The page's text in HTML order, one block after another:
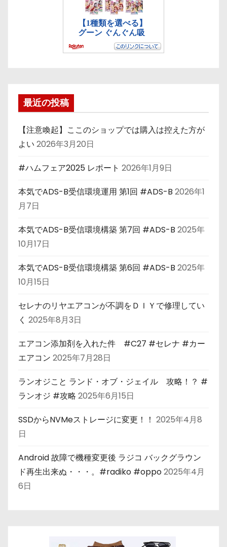
最近の投稿
【注意喚起】ここのショップでは購入は控えた方が
よい 2026年3月20日
#ハムフェア2025 レポート 2026年1月9日
本気でADS-B受信環境運用 第1回 #ADS-B 2026年1
月7日
本気でADS-B受信環境構築 第7回 #ADS-B 2025年
10月17日
本気でADS-B受信環境構築 第6回 #ADS-B 2025年
10月15日
セレナのリヤエアコンが不調をＤＩＹで修理してい
く 2025年8月3日
エアコン添加剤を入れた件 #C27 #セレナ #カー
エアコン 2025年7月28日
ランオジこと ランド・オブ・ジェイル 攻略！？ #
ランオジ #攻略 2025年6月15日
SSDからNVMeストレージに変更！！ 2025年4月8
日
Android 故障で機種変更後 ラジコ バックグラウン
ド再生出来ぬ・・・。#radiko #oppo2025年4月
6日